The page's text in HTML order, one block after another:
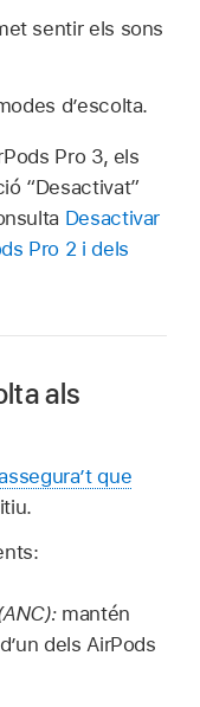
sentir els sons
d’escolta.
Pro 3, els
“Desactivat”
Desactivar
Pro 2 i dels
als
que
mantén
dels AirPods